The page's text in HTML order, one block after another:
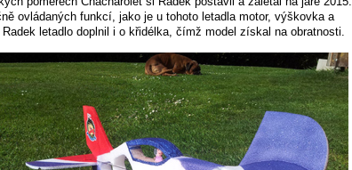
ovládaných funkcí, jako je u tohoto letadla motor, výškovka a
letadlo doplnil i o křidélka, čímž model získal na obratnosti.